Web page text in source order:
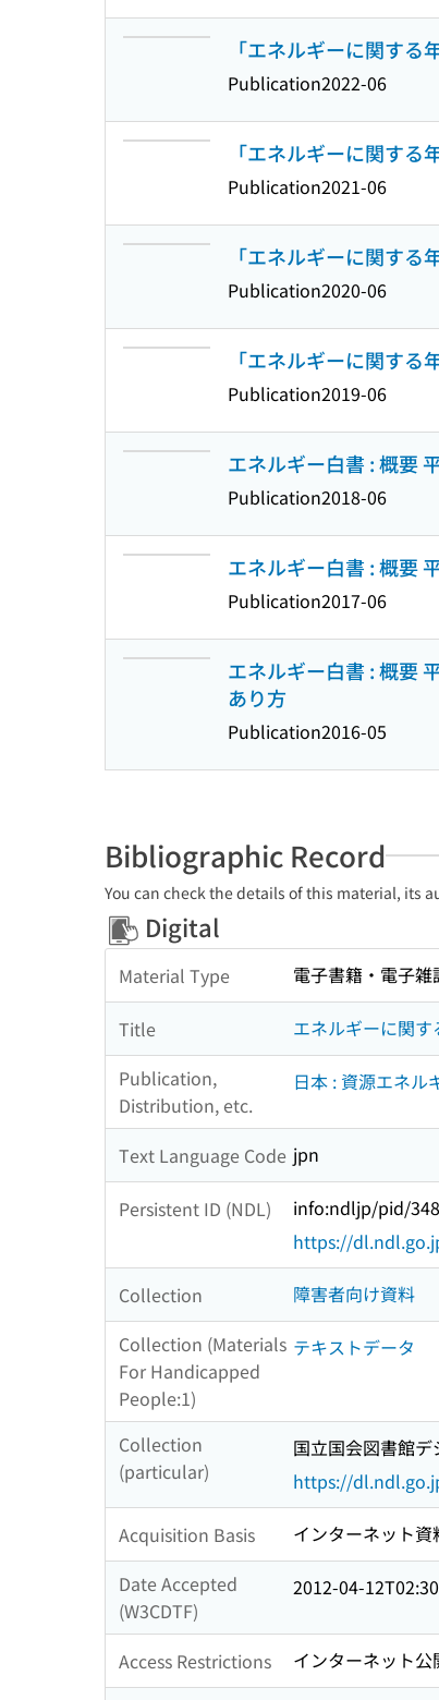
「エネルギーに関す
Publication2022-06
「エネルギーに関す
Publication2021-06
「エネルギーに関す
Publication2020-06
「エネルギーに関す
Publication2019-06
エネルギー白書 : 概要
Publication2018-06
エネルギー白書 : 概要
Publication2017-06
エネルギー白書 : 概要
あり方
Publication2016-05
Bibliographic Record
You can check the details of this material, its
Digital
Material Type 電子書籍・電子雑
Title
エネルギーに関
Publication,
Distribution, etc.
日本 : 資源エネル
Text Language Code jpn
Persistent ID (NDL)
info:ndljp/pid/
https://
Collection
障害者向け資料
Collection (Materials
For Handicapped
People:1)
テキストデータ
Collection
(particular)
国立国会図書館
https://
Acquisition Basis
インターネット資
Date Accepted
(W3CDTF)
2012-04-
Access Restrictions
インターネット公